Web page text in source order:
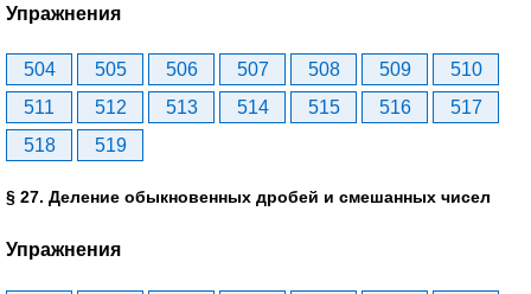
Упражнения
504 505 506 507 508 509
510
511
512 513 514 515 516
517
518
519
§ 27. Деление обыкновенных дробей и смешанных чисел
Упражнения